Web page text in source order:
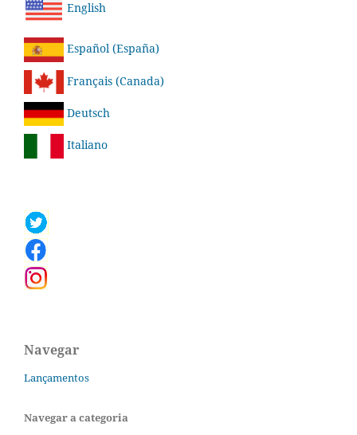
English
Español (España)
Français (Canada)
Deutsch
Italiano
Navegar
Lançamentos
Navegar a categoria